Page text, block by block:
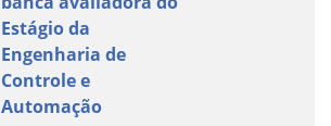
Estágio da
Engenharia de
Controle e
Automação